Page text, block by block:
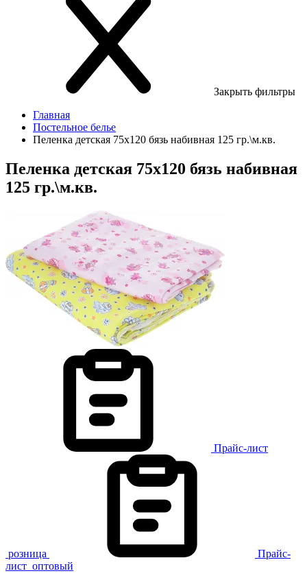
Закрыть фильтры
Главная
Постельное белье
Пеленка детская 75х120 бязь набивная 125 гр.\м.кв.
Пеленка детская 75х120 бязь набивная
125 гр.\м.кв.
Прайс-лист
розница
Прайс-
лист оптовый